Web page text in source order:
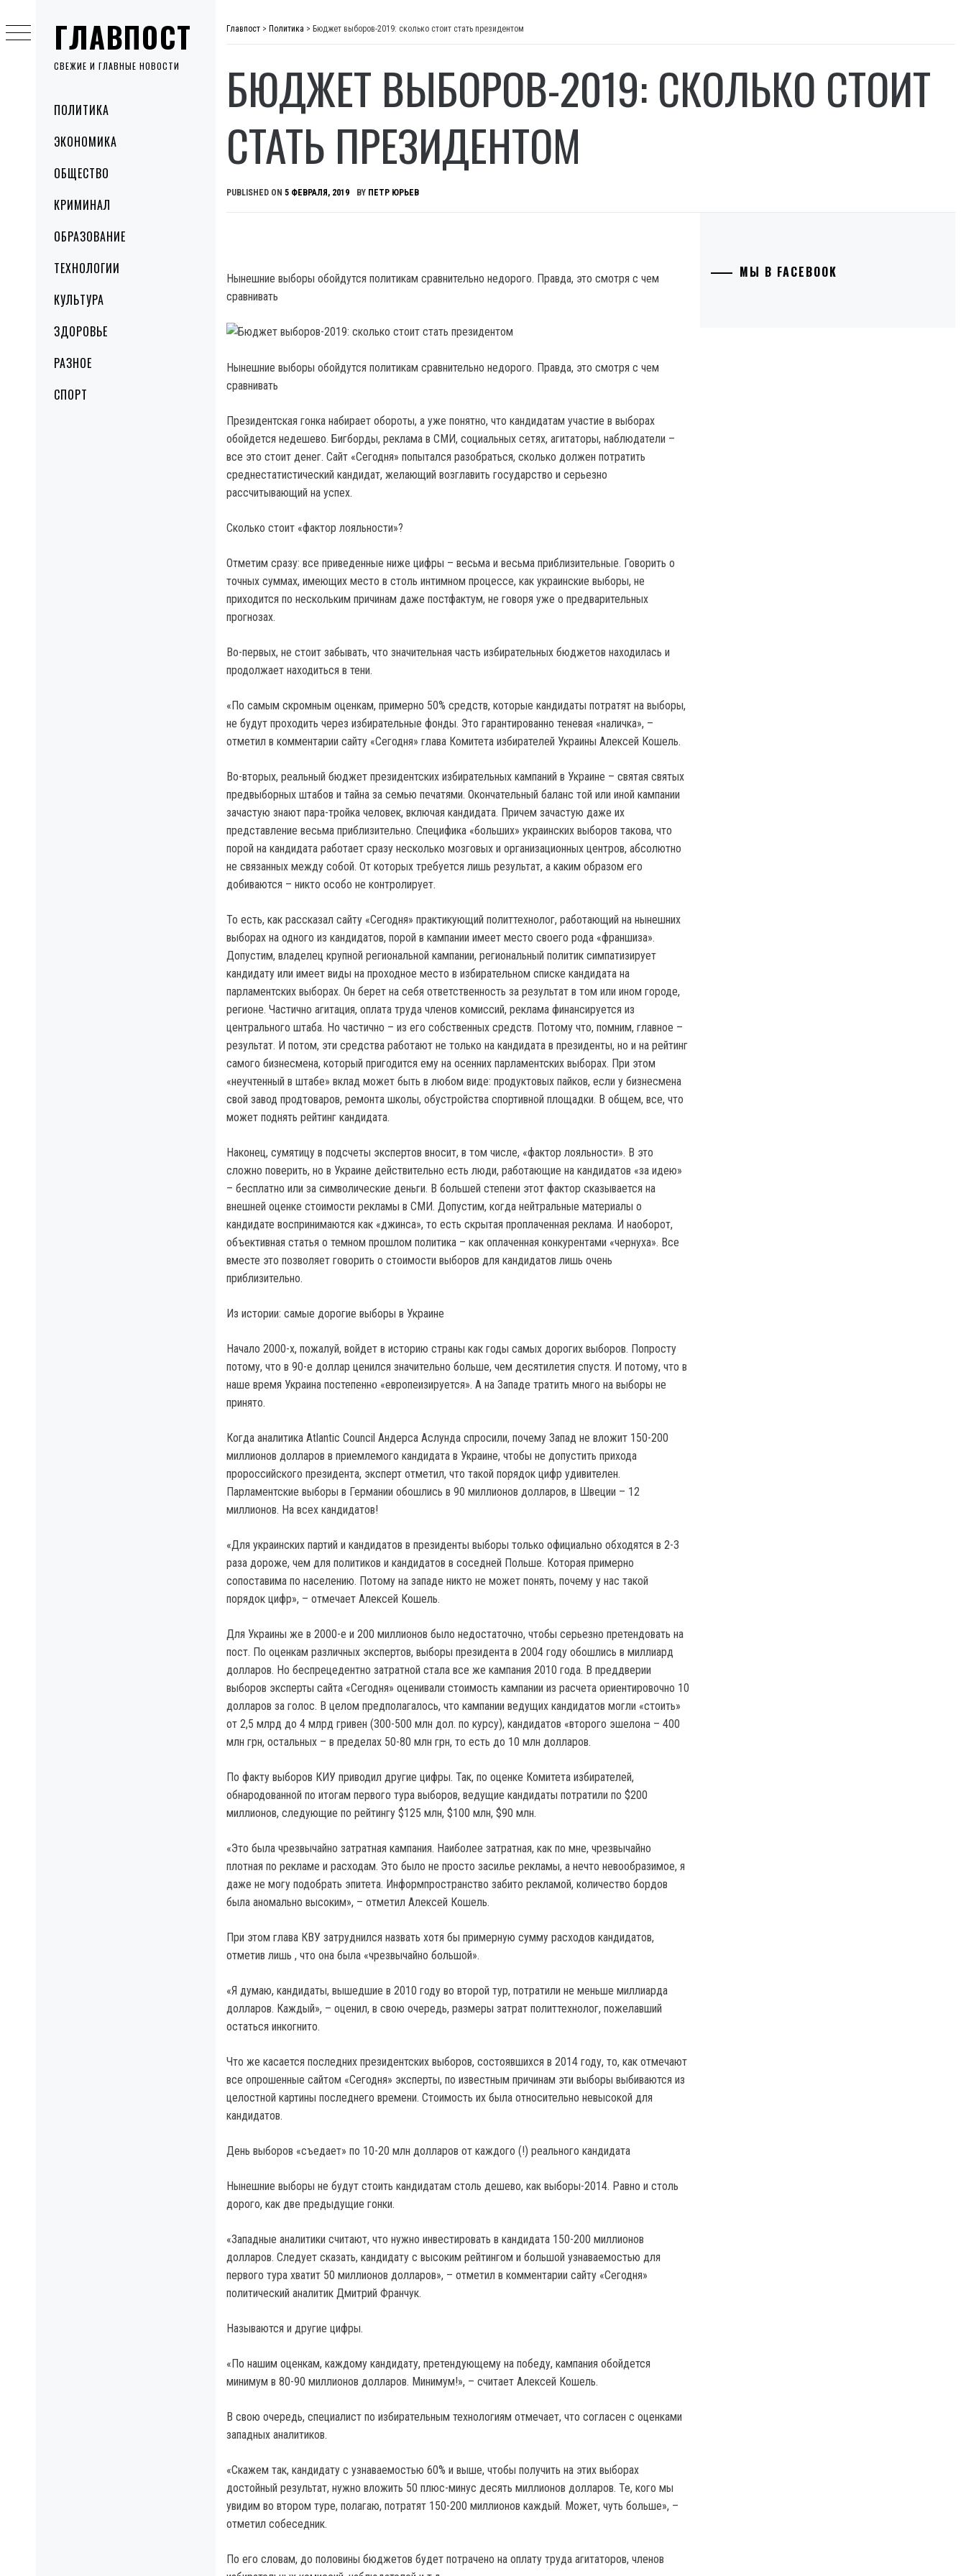
ГЛАВПОСТ
СВЕЖИЕ И ГЛАВНЫЕ НОВОСТИ
MenuПОЛИТИКА
ЭКОНОМИКА
ОБЩЕСТВО
КРИМИНАЛ
ОБРАЗОВАНИЕ
ТЕХНОЛОГИИ
КУЛЬТУРА
ЗДОРОВЬЕ
РАЗНОЕ
СПОРТ
to
content
Главпост > Политика > Бюджет выборов-2019: сколько стоит стать президентом
БЮДЖЕТ ВЫБОРОВ-2019: СКОЛЬКО СТОИТ
СТАТЬ ПРЕЗИДЕНТОМ
PUBLISHED ON 5 ФЕВРАЛЯ, 2019 BY ПЕТР ЮРЬЕВ
Нынешние выборы обойдутся политикам сравнительно недорого. Правда, это смотря с чем
сравнивать
Нынешние выборы обойдутся политикам сравнительно недорого. Правда, это смотря с чем
сравнивать
Президентская гонка набирает обороты, а уже понятно, что кандидатам участие в выборах
обойдется недешево. Бигборды, реклама в СМИ, социальных сетях, агитаторы, наблюдатели –
все это стоит денег. Сайт «Сегодня» попытался разобраться, сколько должен потратить
среднестатистический кандидат, желающий возглавить государство и серьезно
рассчитывающий на успех.
Сколько стоит «фактор лояльности»?
Отметим сразу: все приведенные ниже цифры – весьма и весьма приблизительные. Говорить о
точных суммах, имеющих место в столь интимном процессе, как украинские выборы, не
приходится по нескольким причинам даже постфактум, не говоря уже о предварительных
прогнозах.
Во-первых, не стоит забывать, что значительная часть избирательных бюджетов находилась и
продолжает находиться в тени.
«По самым скромным оценкам, примерно 50% средств, которые кандидаты потратят на выборы,
не будут проходить через избирательные фонды. Это гарантированно теневая «наличка», –
отметил в комментарии сайту «Сегодня» глава Комитета избирателей Украины Алексей Кошель.
Во-вторых, реальный бюджет президентских избирательных кампаний в Украине – святая святых
предвыборных штабов и тайна за семью печатями. Окончательный баланс той или иной кампании
зачастую знают пара-тройка человек, включая кандидата. Причем зачастую даже их
представление весьма приблизительно. Специфика «больших» украинских выборов такова, что
порой на кандидата работает сразу несколько мозговых и организационных центров, абсолютно
не связанных между собой. От которых требуется лишь результат, а каким образом его
добиваются – никто особо не контролирует.
То есть, как рассказал сайту «Сегодня» практикующий политтехнолог, работающий на нынешних
выборах на одного из кандидатов, порой в кампании имеет место своего рода «франшиза».
Допустим, владелец крупной региональной кампании, региональный политик симпатизирует
кандидату или имеет виды на проходное место в избирательном списке кандидата на
парламентских выборах. Он берет на себя ответственность за результат в том или ином городе,
регионе. Частично агитация, оплата труда членов комиссий, реклама финансируется из
центрального штаба. Но частично – из его собственных средств. Потому что, помним, главное –
результат. И потом, эти средства работают не только на кандидата в президенты, но и на рейтинг
самого бизнесмена, который пригодится ему на осенних парламентских выборах. При этом
«неучтенный в штабе» вклад может быть в любом виде: продуктовых пайков, если у бизнесмена
свой завод продтоваров, ремонта школы, обустройства спортивной площадки. В общем, все, что
может поднять рейтинг кандидата.
Наконец, сумятицу в подсчеты экспертов вносит, в том числе, «фактор лояльности». В это
сложно поверить, но в Украине действительно есть люди, работающие на кандидатов «за идею»
– бесплатно или за символические деньги. В большей степени этот фактор сказывается на
внешней оценке стоимости рекламы в СМИ. Допустим, когда нейтральные материалы о
кандидате воспринимаются как «джинса», то есть скрытая проплаченная реклама. И наоборот,
объективная статья о темном прошлом политика – как оплаченная конкурентами «чернуха». Все
вместе это позволяет говорить о стоимости выборов для кандидатов лишь очень
приблизительно.
Из истории: самые дорогие выборы в Украине
Начало 2000-х, пожалуй, войдет в историю страны как годы самых дорогих выборов. Попросту
потому, что в 90-е доллар ценился значительно больше, чем десятилетия спустя. И потому, что в
наше время Украина постепенно «европеизируется». А на Западе тратить много на выборы не
принято.
Когда аналитика Atlantic Council Андерса Аслунда спросили, почему Запад не вложит 150-200
миллионов долларов в приемлемого кандидата в Украине, чтобы не допустить прихода
пророссийского президента, эксперт отметил, что такой порядок цифр удивителен.
Парламентские выборы в Германии обошлись в 90 миллионов долларов, в Швеции – 12
миллионов. На всех кандидатов!
«Для украинских партий и кандидатов в президенты выборы только официально обходятся в 2-3
раза дороже, чем для политиков и кандидатов в соседней Польше. Которая примерно
сопоставима по населению. Потому на западе никто не может понять, почему у нас такой
порядок цифр», – отмечает Алексей Кошель.
Для Украины же в 2000-е и 200 миллионов было недостаточно, чтобы серьезно претендовать на
пост. По оценкам различных экспертов, выборы президента в 2004 году обошлись в миллиард
долларов. Но беспрецедентно затратной стала все же кампания 2010 года. В преддверии
выборов эксперты сайта «Сегодня» оценивали стоимость кампании из расчета ориентировочно 10
долларов за голос. В целом предполагалось, что кампании ведущих кандидатов могли «стоить»
от 2,5 млрд до 4 млрд гривен (300-500 млн дол. по курсу), кандидатов «второго эшелона – 400
млн грн, остальных – в пределах 50-80 млн грн, то есть до 10 млн долларов.
По факту выборов КИУ приводил другие цифры. Так, по оценке Комитета избирателей,
обнародованной по итогам первого тура выборов, ведущие кандидаты потратили по $200
миллионов, следующие по рейтингу $125 млн, $100 млн, $90 млн.
«Это была чрезвычайно затратная кампания. Наиболее затратная, как по мне, чрезвычайно
плотная по рекламе и расходам. Это было не просто засилье рекламы, а нечто невообразимое, я
даже не могу подобрать эпитета. Информпространство забито рекламой, количество бордов
была аномально высоким», – отметил Алексей Кошель.
При этом глава КВУ затруднился назвать хотя бы примерную сумму расходов кандидатов,
отметив лишь , что она была «чрезвычайно большой».
«Я думаю, кандидаты, вышедшие в 2010 году во второй тур, потратили не меньше миллиарда
долларов. Каждый», – оценил, в свою очередь, размеры затрат политтехнолог, пожелавший
остаться инкогнито.
Что же касается последних президентских выборов, состоявшихся в 2014 году, то, как отмечают
все опрошенные сайтом «Сегодня» эксперты, по известным причинам эти выборы выбиваются из
целостной картины последнего времени. Стоимость их была относительно невысокой для
кандидатов.
День выборов «съедает» по 10-20 млн долларов от каждого (!) реального кандидата
Нынешние выборы не будут стоить кандидатам столь дешево, как выборы-2014. Равно и столь
дорого, как две предыдущие гонки.
«Западные аналитики считают, что нужно инвестировать в кандидата 150-200 миллионов
долларов. Следует сказать, кандидату с высоким рейтингом и большой узнаваемостью для
первого тура хватит 50 миллионов долларов», – отметил в комментарии сайту «Сегодня»
политический аналитик Дмитрий Франчук.
Называются и другие цифры.
«По нашим оценкам, каждому кандидату, претендующему на победу, кампания обойдется
минимум в 80-90 миллионов долларов. Минимум!», – считает Алексей Кошель.
В свою очередь, специалист по избирательным технологиям отмечает, что согласен с оценками
западных аналитиков.
«Скажем так, кандидату с узнаваемостью 60% и выше, чтобы получить на этих выборах
достойный результат, нужно вложить 50 плюс-минус десять миллионов долларов. Те, кого мы
увидим во втором туре, полагаю, потратят 150-200 миллионов каждый. Может, чуть больше», –
отметил собеседник.
По его словам, до половины бюджетов будет потрачено на оплату труда агитаторов, членов
МЫ В FACEBOOK